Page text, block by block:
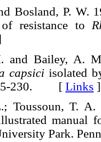
Bosland, P. W.
of resistance to
and Bailey, A.
capsici isolated
230. [ Links ]
Toussoun, T.
manual
Park.